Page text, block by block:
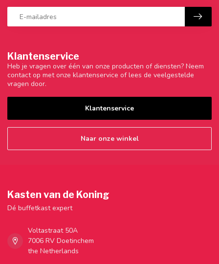
Klantenservice
Heb je vragen over één van onze producten of diensten? Neem
contact op met onze klantenservice of lees de veelgestelde
vragen door.
Klantenservice
Naar onze winkel
Kasten van de Koning
Dé buffetkast expert
Voltastraat 50A
7006 RV Doetinchem
the Netherlands